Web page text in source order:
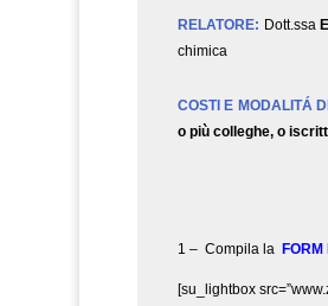
RELATORE: Dott.ssa
chimica
COSTI E MODALITÁ
o più colleghe, o
1 – Compila la FORM
[su_lightbox